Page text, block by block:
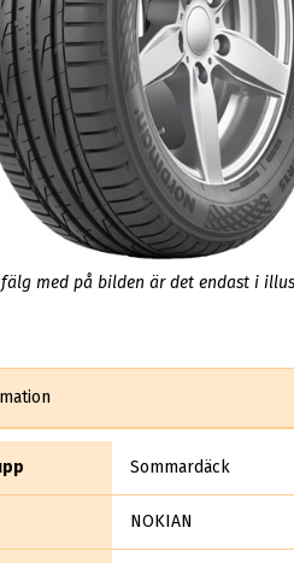
fälg med på bilden är det endast i
Sommardäck
NOKIAN